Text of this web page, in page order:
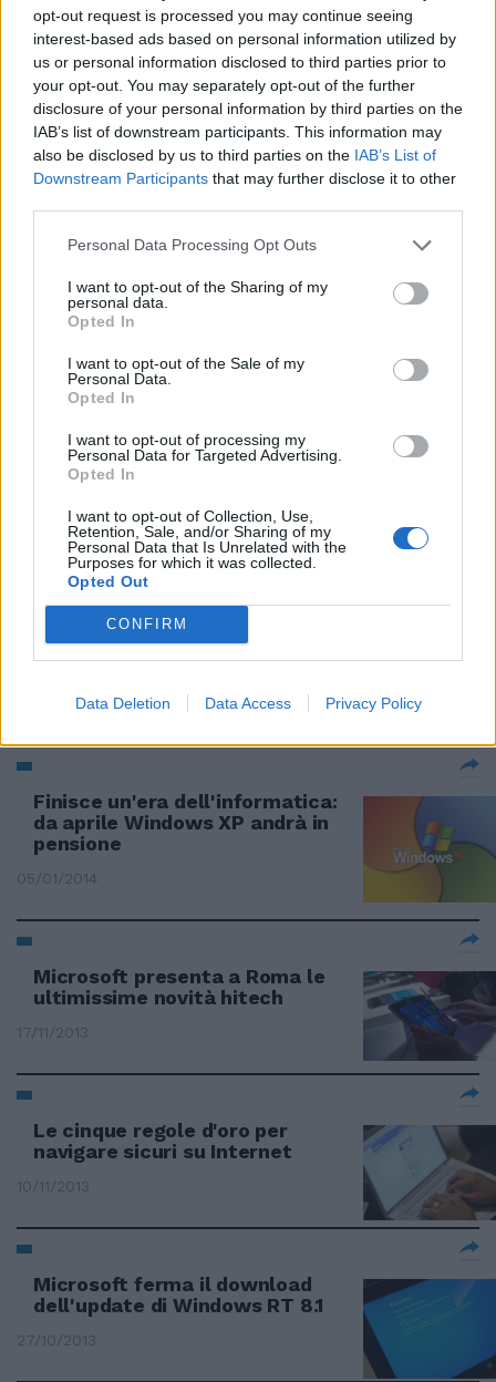
opt-out request is processed you may continue seeing
interest-based ads based on personal information utilized by
us or personal information disclosed to third parties prior to
your opt-out. You may separately opt-out of the further
disclosure of your personal information by third parties on the
IAB’s list of downstream participants. This information may
also be disclosed by us to third parties on the IAB’s List of
Downstream Participants that may further disclose it to other
Personal Data Processing Opt Outs
I want to opt-out of the Sharing of my
personal data.
Opted In
I want to opt-out of the Sale of my
Personal Data.
Opted In
I want to opt-out of processing my
Personal Data for Targeted Advertising.
Opted In
I want to opt-out of Collection, Use,
Retention, Sale, and/or Sharing of my
Personal Data that Is Unrelated with the
Purposes for which it was collected.
Opted Out
CONFIRM
Data Deletion Data Access Privacy Policy
Nokia verso Android e low-cost
16/02/2014
Windows 8.1 update 1, pioggia di
novità in arrivo
30/01/2014
bancomat sono a rischio
24/01/2014
novità
24/01/2014
Windows Xp, pronte le patch di
sicurezza prima della "pensione"
18/01/2014
Finisce un'era dell'informatica:
da aprile Windows XP andrà in
pensione
05/01/2014
Microsoft presenta a Roma le
ultimissime novità hitech
17/11/2013
Le cinque regole d'oro per
navigare sicuri su Internet
10/11/2013
Microsoft ferma il download
dell'update di Windows RT 8.1
27/10/2013